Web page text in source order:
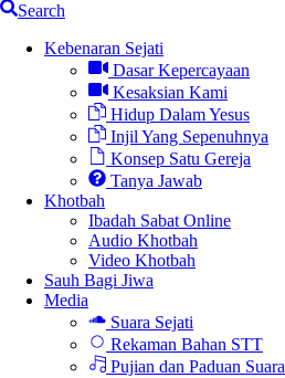
Search
Kebenaran Sejati
Dasar Kepercayaan
Kesaksian Kami
Hidup Dalam Yesus
Injil Yang Sepenuhnya
Konsep Satu Gereja
Tanya Jawab
Khotbah
Ibadah Sabat Online
Audio Khotbah
Video Khotbah
Sauh Bagi Jiwa
Media
Suara Sejati
Rekaman Bahan STT
Pujian dan Paduan Suara